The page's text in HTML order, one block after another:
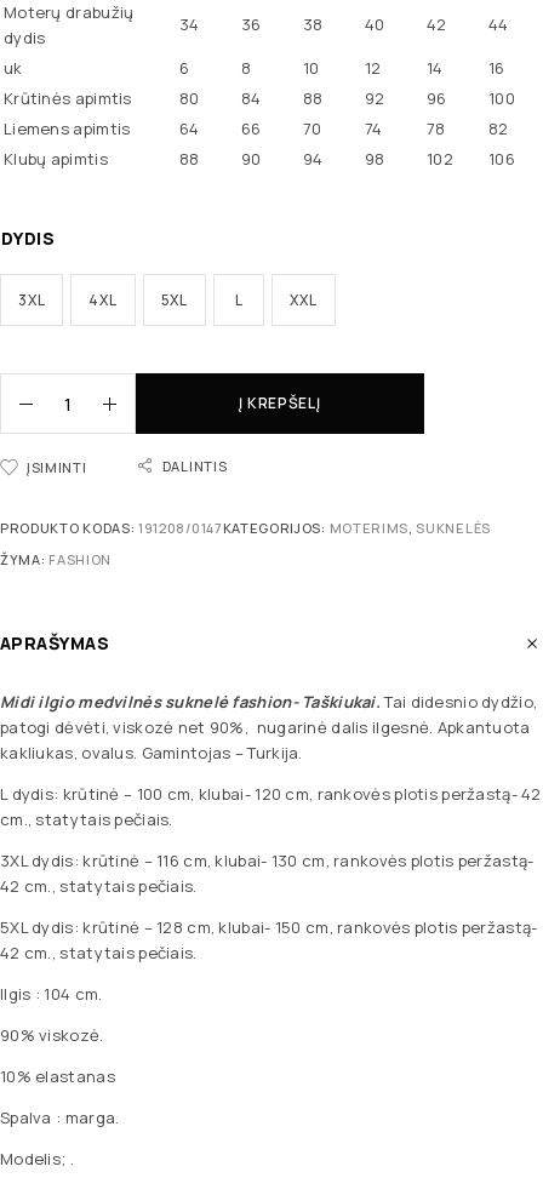
Moterų drabužių
dydis
34 36 38 40 42
44
uk
6 8 10 12 14
16
Krūtinės apimtis
80 84 88 92 96
100
Liemens apimtis
64 66 70 74 78
82
Klubų apimtis
88 90 94 98 102 106
DYDIS
3XL 4XL 5XL L XXL
Į KREPŠELĮ
ĮSIMINTI DALINTIS
PRODUKTO KODAS: 191208/0147 KATEGORIJOS: MOTERIMS, SUKNELĖS
ŽYMA: FASHION
APRAŠYMAS
Midi ilgio medvilnės suknelė fashion- Taškiukai.Tai didesnio dydžio,
patogi dėvėti, viskozė net 90%, nugarinė dalis ilgesnė. Apkantuota
kakliukas, ovalus. Gamintojas – Turkija.
L dydis: krūtinė – 100 cm, klubai- 120 cm, rankovės plotis peržastą- 42
cm., statytais pečiais.
3XL dydis: krūtinė – 116 cm, klubai- 130 cm, rankovės plotis peržastą-
42 cm., statytais pečiais.
5XL dydis: krūtinė – 128 cm, klubai- 150 cm, rankovės plotis peržastą-
42 cm., statytais pečiais.
Ilgis : 104 cm.
90% viskozė.
10% elastanas
Spalva : marga.
Modelis; .